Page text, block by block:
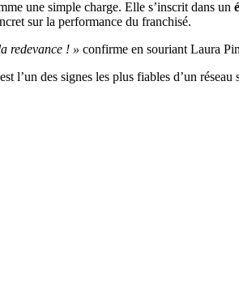
une simple charge. Elle s’inscrit dans un
sur la performance du franchisé.
redevance ! » confirme en souriant Laura
est l’un des signes les plus fiables d’un